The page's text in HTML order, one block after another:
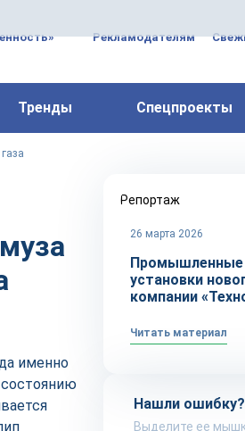
ремонтом,
работают на
Рекламодателям
Тренды Спецпроекты
именно
Репортаж
26 марта 2026
Промышленные
установки
компании
Читать материал
Нашли ошибку?
Выделите ее